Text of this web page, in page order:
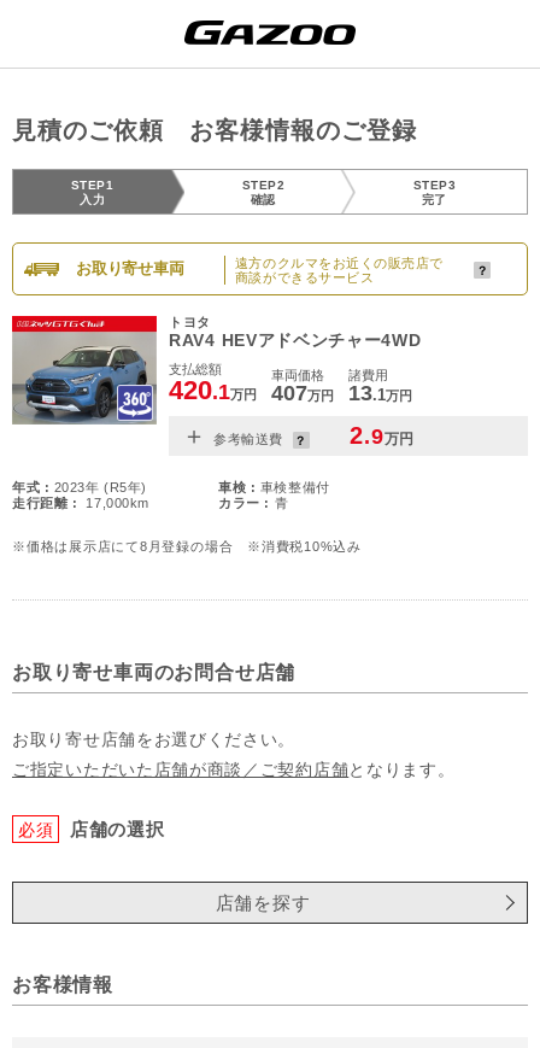
見積のご依頼 お客様情報のご登録
STEP1
入力
STEP2
確認
STEP3
完了
お取り寄せ車両
遠方のクルマをお近くの販売店で
商談ができるサービス
トヨタ
RAV4 HEVアドベンチャー4WD
支払総額
420.1万円
車両価格
407万円
諸費用
13.1万円
＋ 参考輸送費 2.9万円
年式 : 2023年 (R5年) 車検 : 車検整備付
走行距離 :
17,000km カラー : 青
※価格は展示店にて8月登録の場合 ※消費税10%込み
お取り寄せ車両のお問合せ店舗
お取り寄せ店舗をお選びください。
ご指定いただいた店舗が商談／ご契約店舗となります。
必須 店舗の選択
店舗を探す
お客様情報